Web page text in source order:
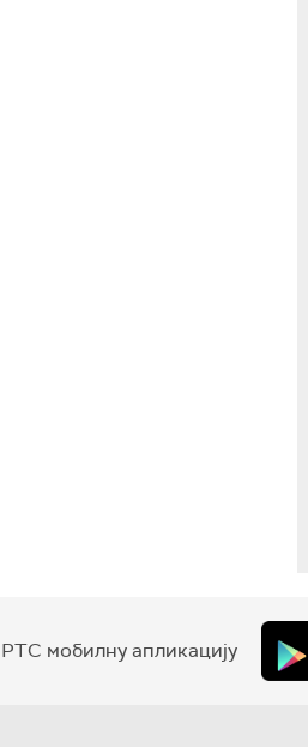
мобилну апликацију